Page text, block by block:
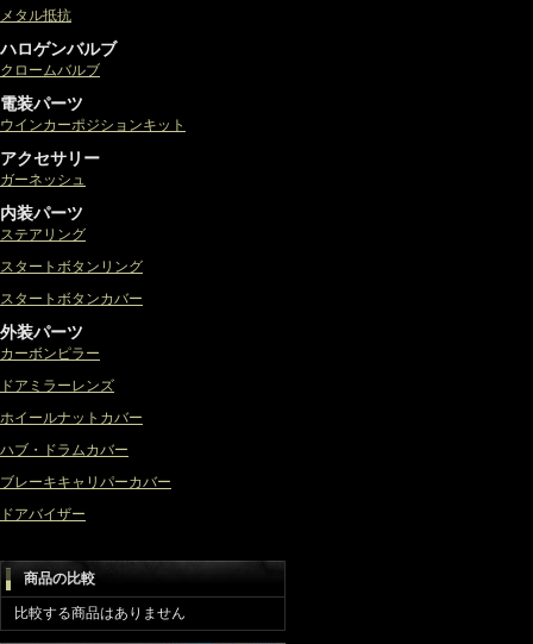
メタル抵抗
ハロゲンバルブ
クロームバルブ
電装パーツ
ウインカーポジションキット
アクセサリー
ガーネッシュ
内装パーツ
ステアリング
スタートボタンリング
スタートボタンカバー
外装パーツ
カーボンピラー
ドアミラーレンズ
ホイールナットカバー
ハブ・ドラムカバー
ブレーキキャリパーカバー
ドアバイザー
商品の比較
比較する商品はありません